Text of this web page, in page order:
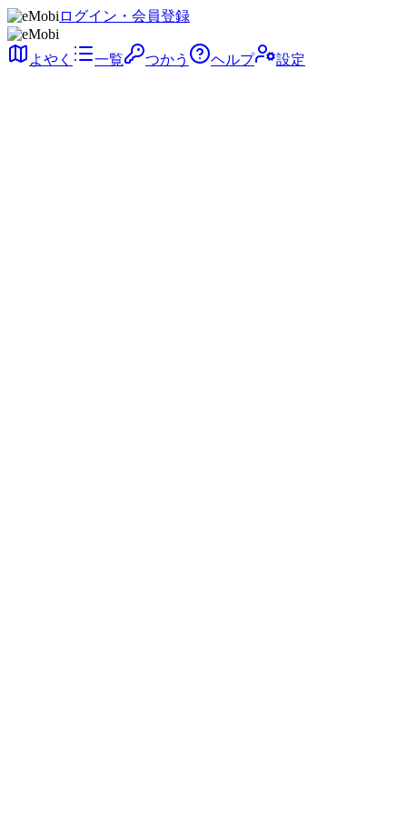
ログイン・会員登録
よやく 一覧 つかう ヘルプ 設定